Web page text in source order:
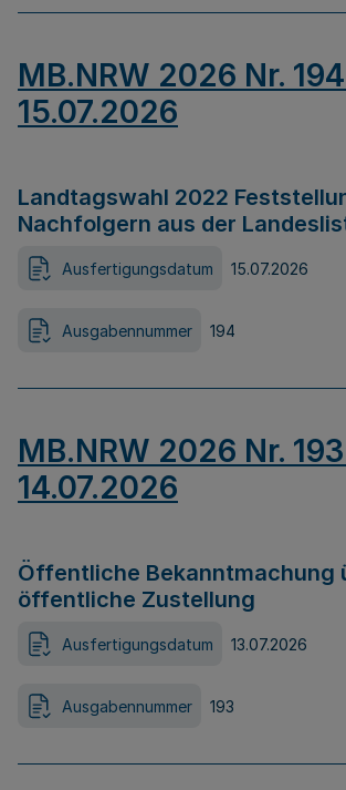
MB.NRW 2026 Nr.
15.07.2026
Landtagswahl 2022
Nachfolgern aus der
Ausfertigungsdatum 15.07.2026
Ausgabennummer 194
MB.NRW 2026 Nr.
14.07.2026
Öffentliche Bekanntmachung
öffentliche Zustellung
Ausfertigungsdatum 13.07.2026
Ausgabennummer 193